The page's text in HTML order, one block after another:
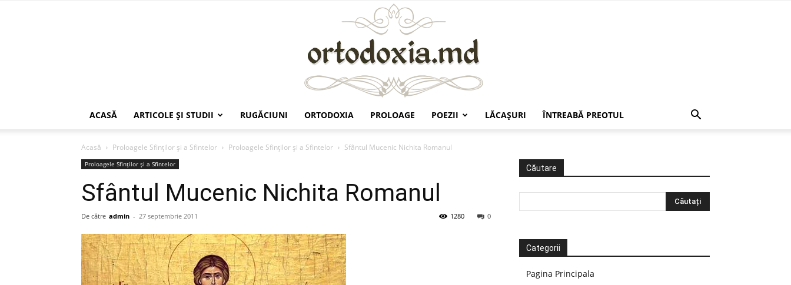
ACASĂ ARTICOLE ŞI STUDII RUGĂCIUNI ORTODOXIA PROLOAGE POEZII LĂCAŞURI ÎNTREABĂ PREOTUL
Acasă Proloagele Sfinților și a Sfintelor Proloagele Sfinților și a Sfintelor Sfântul Mucenic Nichita Romanul
Proloagele Sfinților și a Sfintelor
Sfântul Mucenic Nichita Romanul
De către admin - 27 septembrie 2011 0
1280
Căutare
Categorii
Pagina Principala